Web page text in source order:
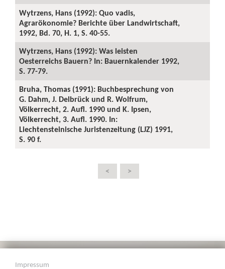
Wytrzens, Hans (1992): Quo vadis,
Agrarökonomie? Berichte über Landwirtschaft,
1992, Bd. 70, H. 1, S. 40-55.
Wytrzens, Hans (1992): Was leisten
Oesterreichs Bauern? In: Bauernkalender 1992,
S. 77-79.
Bruha, Thomas (1991): Buchbesprechung von
G. Dahm, J. Delbrück und R. Wolfrum,
Völkerrecht, 2. Aufl. 1990 und K. Ipsen,
Völkerrecht, 3. Aufl. 1990. In:
Liechtensteinische Juristenzeitung (LJZ) 1991,
S. 90 f.
< >
Impressum